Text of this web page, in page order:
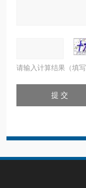
请输入计算结果（填